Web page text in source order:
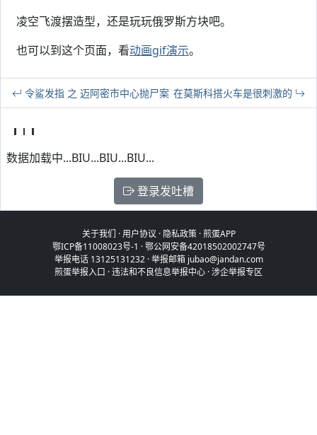
凌空飞渡摆造型，还是玩玩俄罗斯方块吧。
也可以到这个页面，看动画gif演示。
令鲨发指 之 迈阿密市中心抛尸案 在莫斯科搭火车是很刺激的
数据加载中...BIU...BIU...BIU...
登录发吐槽
关于我们 ·用户协议 · 隐私政策·煎蛋APP
鄂ICP备11008023号-1 ·鄂公网安备42018502002747号
举报电话 13125131232 · 举报邮箱 jubao@jandan.com
煎蛋举报入口 ·违法和不良信息举报中心 ·涉企举报专区